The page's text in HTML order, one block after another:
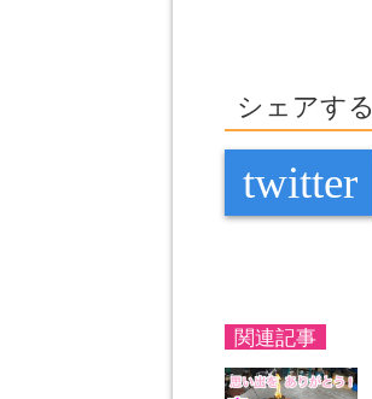
シェアする
twitter
関連記事